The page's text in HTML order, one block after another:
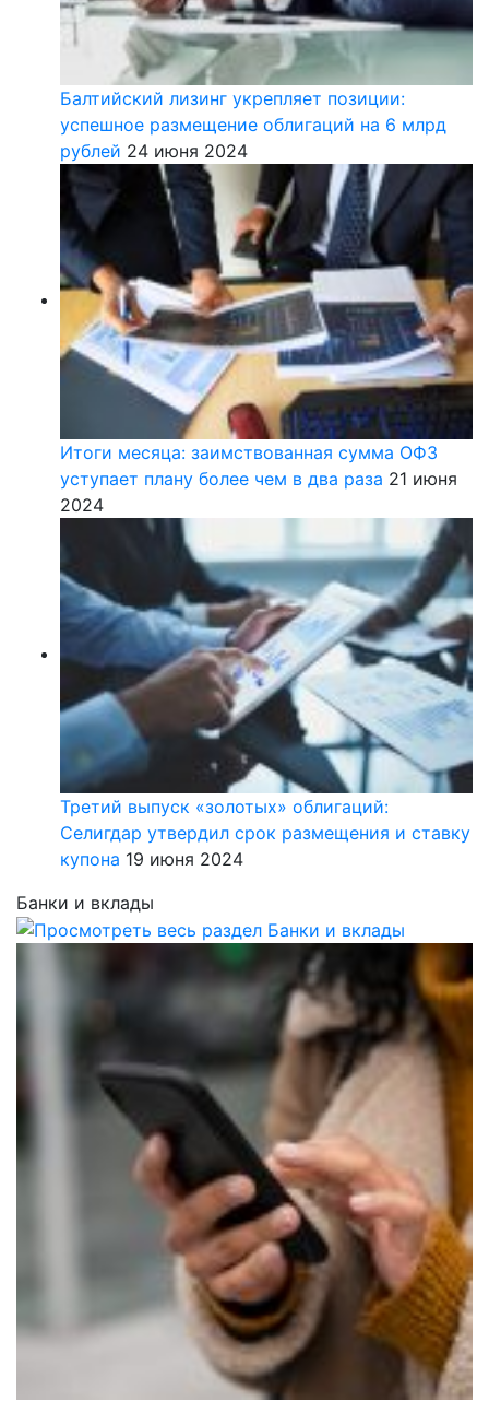
Балтийский лизинг укрепляет позиции:
успешное размещение облигаций на 6 млрд
рублей 24 июня 2024
Итоги месяца: заимствованная сумма ОФЗ
уступает плану более чем в два раза 21 июня
2024
Третий выпуск «золотых» облигаций:
Селигдар утвердил срок размещения и ставку
купона 19 июня 2024
Банки и вклады